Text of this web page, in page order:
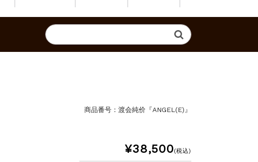
商品番号：渡会純价『ANGEL(E)』
¥38,500(税込)